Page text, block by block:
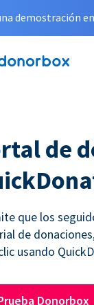
demostración
de
que los
de
usando
Donorbox